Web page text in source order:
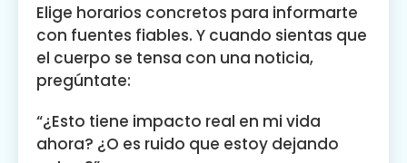
Elige horarios concretos para informarte
con fuentes fiables. Y cuando sientas que
el cuerpo se tensa con una noticia,
pregúntate:
“¿Esto tiene impacto real en mi vida
ahora? ¿O es ruido que estoy dejando